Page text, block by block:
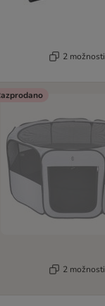
2 možnosti
2 možnosti